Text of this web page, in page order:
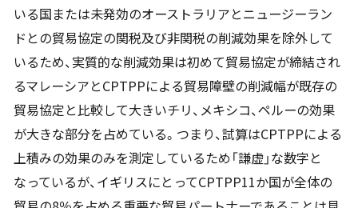
いる国または未発効のオーストラリアとニュージーラン
ドとの貿易協定の関税及び非関税の削減効果を除外して
いるため、実質的な削減効果は初めて貿易協定が締結され
るマレーシアとCPTPPによる貿易障壁の削減幅が既存の
貿易協定と比較して大きいチリ、メキシコ、ペルーの効果
が大きな部分を占めている。つまり、試算はCPTPPによる
上積みの効果のみを測定しているため「謙虚」な数字と
なっているが、イギリスにとってCPTPP11か国が全体の